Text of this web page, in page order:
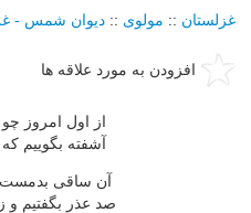
غزلستان :: مولوی :: دیوان شمس -
افزودن به مورد علاقه ها
از اول امروز
آشفته بگوییم
آن ساقی بدمست
صد عذر بگفتیم